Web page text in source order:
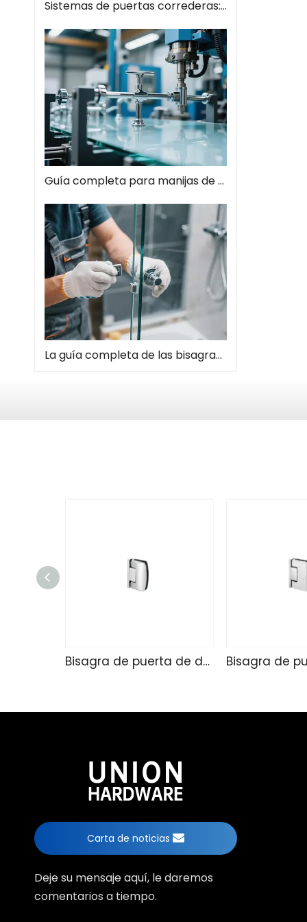
Sistemas de puertas correderas: guía completa de soluciones espaciales modernas
Guía completa para manijas de tiros de vidrio: el estilo se encuentra con la función
La guía completa de las bisagras de la puerta de la ducha: tipos, instalación y mantenimiento
Bisagra de puerta de ducha de vidrio TD4257
Carta de noticias
Deje su mensaje aquí, le daremos
comentarios a tiempo.